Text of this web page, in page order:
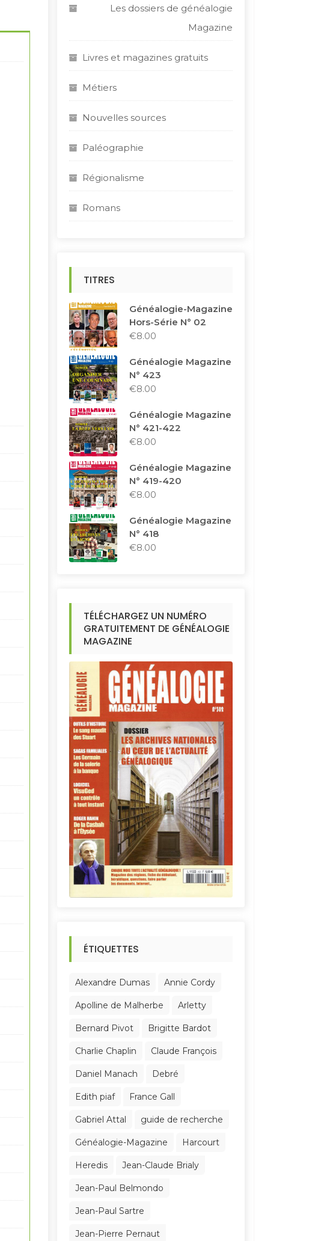
Les dossiers de généalogie
Magazine
Livres et magazines gratuits
Métiers
Nouvelles sources
Paléographie
Régionalisme
Romans
TITRES
Généalogie-Magazine
Hors-Série N° 02
€8.00
Généalogie Magazine
N° 423
€8.00
Généalogie Magazine
N° 421-422
€8.00
Généalogie Magazine
N° 419-420
€8.00
Généalogie Magazine
N° 418
€8.00
TÉLÉCHARGEZ UN NUMÉRO
GRATUITEMENT DE GÉNÉALOGIE
MAGAZINE
ÉTIQUETTES
Alexandre Dumas Annie Cordy
Apolline de Malherbe Arletty
Bernard Pivot Brigitte Bardot
Charlie Chaplin Claude François
Daniel Manach Debré
Edith piaf France Gall
Gabriel Attal guide de recherche
Généalogie-Magazine Harcourt
Heredis Jean-Claude Brialy
Jean-Paul Belmondo
Jean-Paul Sartre
Jean-Pierre Pernaut